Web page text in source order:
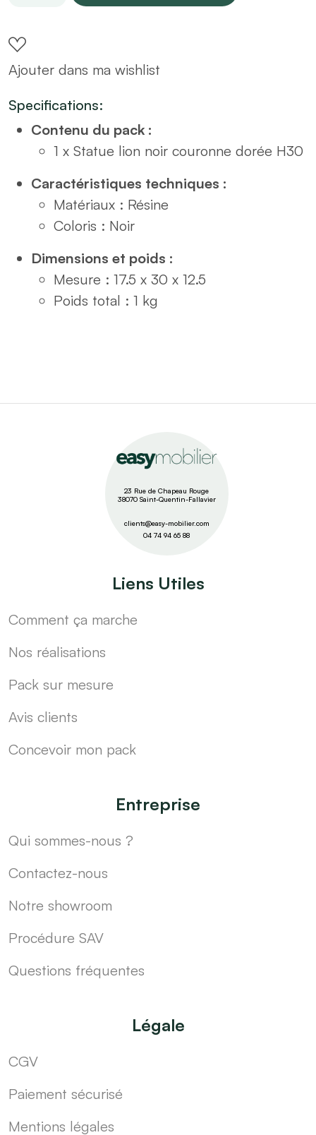
couronne
dorée
quantity
Ajouter dans ma wishlist
Specifications:
Contenu du pack :
1 x Statue lion noir couronne dorée H30
Caractéristiques techniques :
Matériaux : Résine
Coloris : Noir
Dimensions et poids :
Mesure : 17.5 x 30 x 12.5
Poids total : 1 kg
23 Rue de Chapeau Rouge
38070 Saint-Quentin-Fallavier
clients@easy-mobilier.com
04 74 94 65 88
Liens Utiles
Comment ça marche
Nos réalisations
Pack sur mesure
Avis clients
Concevoir mon pack
Entreprise
Qui sommes-nous ?
Contactez-nous
Notre showroom
Procédure SAV
Questions fréquentes
Légale
CGV
Paiement sécurisé
Mentions légales